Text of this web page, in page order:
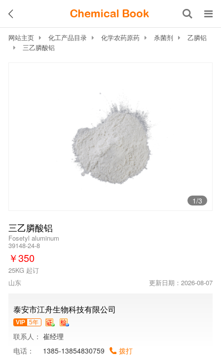
网站主页 化工产品目录 化学农药原药 杀菌剂
乙膦铝
三乙膦酸铝
1/3
三乙膦酸铝
Fosetyl aluminum
39148-24-8
￥350
25KG 起订
山东
更新日期：2026-08-07
泰安市江舟生物科技有限公司
VIP 5年
联系人： 崔经理
电话：
1385-13854830759
拨打